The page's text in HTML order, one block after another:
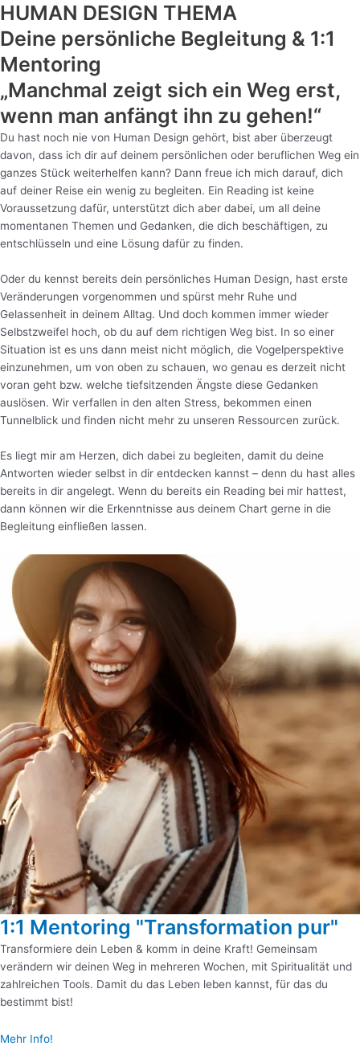
HUMAN DESIGN THEMA
Deine persönliche Begleitung & 1:1
Mentoring
„Manchmal zeigt sich ein Weg erst,
wenn man anfängt ihn zu gehen!“
Du hast noch nie von Human Design gehört, bist aber überzeugt
davon, dass ich dir auf deinem persönlichen oder beruflichen Weg ein
ganzes Stück weiterhelfen kann? Dann freue ich mich darauf, dich
auf deiner Reise ein wenig zu begleiten. Ein Reading ist keine
Voraussetzung dafür, unterstützt dich aber dabei, um all deine
momentanen Themen und Gedanken, die dich beschäftigen, zu
entschlüsseln und eine Lösung dafür zu finden.
Oder du kennst bereits dein persönliches Human Design, hast erste
Veränderungen vorgenommen und spürst mehr Ruhe und
Gelassenheit in deinem Alltag. Und doch kommen immer wieder
Selbstzweifel hoch, ob du auf dem richtigen Weg bist. In so einer
Situation ist es uns dann meist nicht möglich, die Vogelperspektive
einzunehmen, um von oben zu schauen, wo genau es derzeit nicht
voran geht bzw. welche tiefsitzenden Ängste diese Gedanken
auslösen. Wir verfallen in den alten Stress, bekommen einen
Tunnelblick und finden nicht mehr zu unseren Ressourcen zurück.
Es liegt mir am Herzen, dich dabei zu begleiten, damit du deine
Antworten wieder selbst in dir entdecken kannst – denn du hast alles
bereits in dir angelegt. Wenn du bereits ein Reading bei mir hattest,
dann können wir die Erkenntnisse aus deinem Chart gerne in die
Begleitung einfließen lassen.
1:1 Mentoring "Transformation pur"
Transformiere dein Leben & komm in deine Kraft! Gemeinsam
verändern wir deinen Weg in mehreren Wochen, mit Spiritualität und
zahlreichen Tools. Damit du das Leben leben kannst, für das du
bestimmt bist!
Mehr Info!